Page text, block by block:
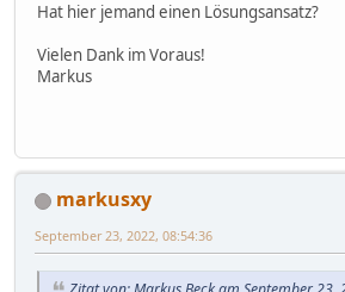
Hat hier jemand einen Lösungsansatz?
Vielen Dank im Voraus!
Markus
markusxy
September 23, 2022, 08:54:36